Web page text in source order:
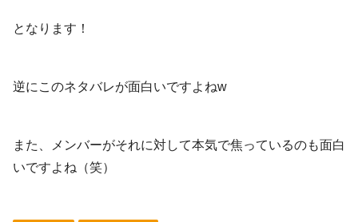
となります！
逆にこのネタバレが面白いですよねw
また、メンバーがそれに対して本気で焦っているのも面白
いですよね（笑）